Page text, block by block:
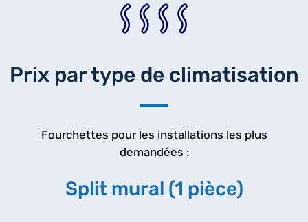
Prix par type de climatisation
Fourchettes pour les installations les plus
demandées :
Split mural (1 pièce)